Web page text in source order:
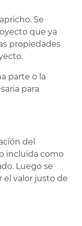
Se
que ya
propiedades
parte o la
para
del
incluida como
Luego se
el valor justo de